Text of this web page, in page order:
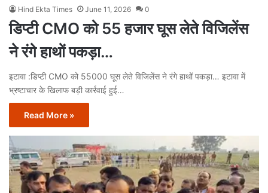
Hind Ekta Times June 11, 2026 0
डिप्टी CMO को 55 हजार घूस लेते विजिलेंस
ने रंगे हाथों पकड़ा…
इटावा :डिप्टी CMO को 55000 घूस लेते विजिलेंस ने रंगे हाथों पकड़ा… इटावा में
भ्रष्टाचार के खिलाफ बड़ी कार्रवाई हुई…
Read More »